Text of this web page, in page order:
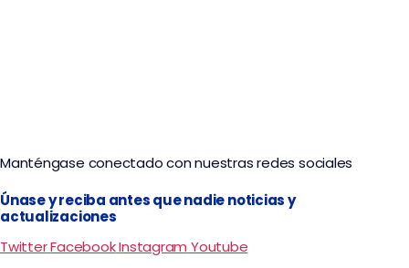
Manténgase conectado con nuestras redes sociales
Únase y reciba antes que nadie noticias y
actualizaciones
TwitterFacebookInstagram Youtube